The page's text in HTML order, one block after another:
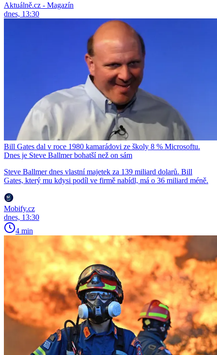
Aktuálně.cz - Magazín
dnes, 13:30
Bill Gates dal v roce 1980 kamarádovi ze školy 8 % Microsoftu.
Dnes je Steve Ballmer bohatší než on sám
Steve Ballmer dnes vlastní majetek za 139 miliard dolarů. Bill
Gates, který mu kdysi podíl ve firmě nabídl, má o 36 miliard méně.
Mobify.cz
dnes, 13:30
4 min